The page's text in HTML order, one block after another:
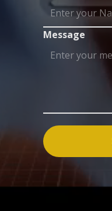
Message